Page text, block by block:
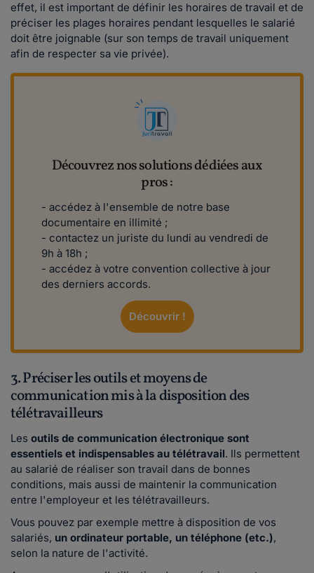
effet, il est important de définir les horaires de travail et de
préciser les plages horaires pendant lesquelles le salarié
doit être joignable (sur son temps de travail uniquement
afin de respecter sa vie privée).
Découvrez nos solutions dédiées aux
pros :
- accédez à l'ensemble de notre base
documentaire en illimité ;
- contactez un juriste du lundi au vendredi de
9h à 18h ;
- accédez à votre convention collective à jour
des derniers accords.
Découvrir !
3. Préciser les outils et moyens de
communication mis à la disposition des
télétravailleurs
Les outils de communication électronique sont
essentiels et indispensables au télétravail. Ils permettent
au salarié de réaliser son travail dans de bonnes
conditions, mais aussi de maintenir la communication
entre l'employeur et les télétravailleurs.
Vous pouvez par exemple mettre à disposition de vos
salariés, un ordinateur portable, un téléphone (etc.),
selon la nature de l'activité.